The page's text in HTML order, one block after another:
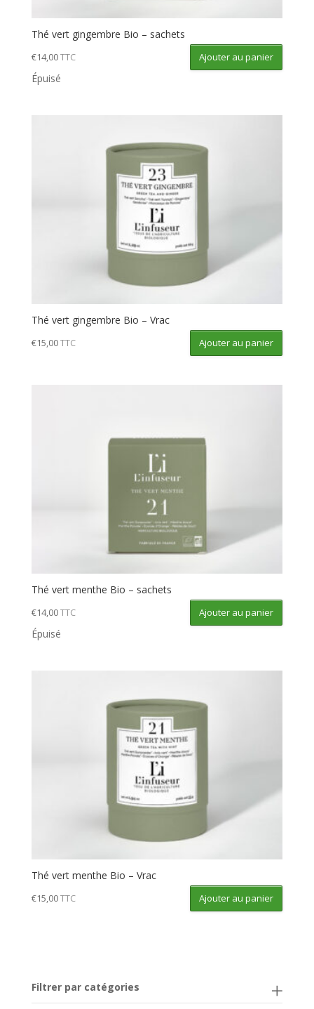
Thé vert gingembre Bio – sachets
€14,00TTC Ajouter au panier
Épuisé
Thé vert gingembre Bio – Vrac
€15,00TTC Ajouter au panier
Thé vert menthe Bio – sachets
€14,00TTC Ajouter au panier
Épuisé
Thé vert menthe Bio – Vrac
€15,00TTC Ajouter au panier
Filtrer par catégories